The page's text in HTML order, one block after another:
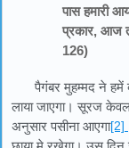
पास हमारी
प्रकार, आज
126)
पैगंबर मुहम्मद ने हमें
लाया जाएगा। सूरज
अनुसार पसीना आएगा